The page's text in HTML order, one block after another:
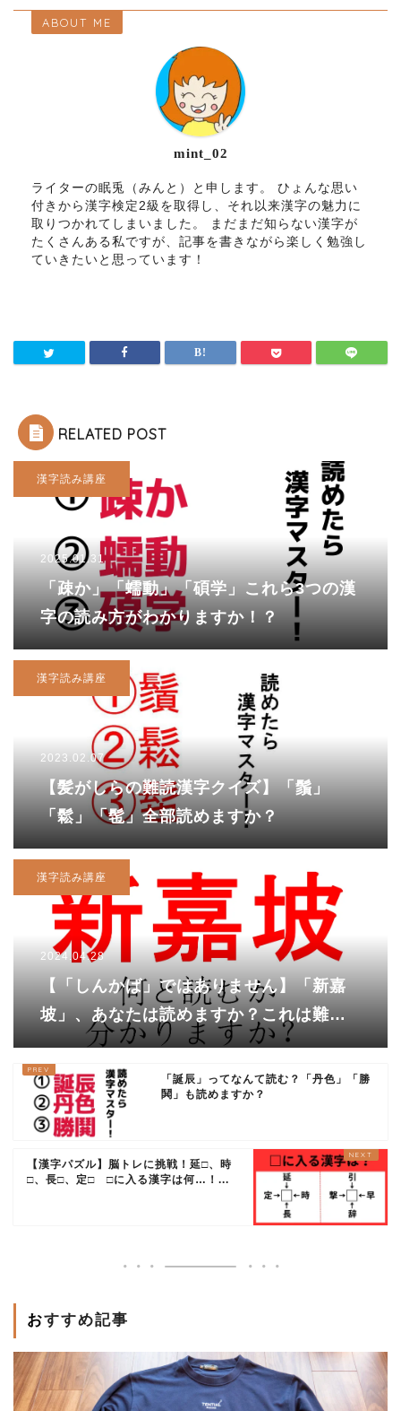
ABOUT ME
mint_02
ライターの眠兎（みんと）と申します。 ひょんな思い
付きから漢字検定2級を取得し、それ以来漢字の魅力に
取りつかれてしまいました。 まだまだ知らない漢字が
たくさんある私ですが、記事を書きながら楽しく勉強し
ていきたいと思っています！
RELATED POST
漢字読み講座
2025.01.31
「疎か」「蠕動」「碩学」これら3つの漢
字の読み方がわかりますか！？
漢字読み講座
2023.02.07
【髪がしらの難読漢字クイズ】「鬚」
「鬆」「髢」全部読めますか？
漢字読み講座
2024.04.28
【「しんかば」ではありません】「新嘉
坡」、あなたは読めますか？これは難問
です！
「誕辰」ってなんて読む？「丹色」「勝
鬨」も読めますか？
【漢字パズル】脳トレに挑戦！延□、時
□、長□、定□ □に入る漢字は何…！...
おすすめ記事